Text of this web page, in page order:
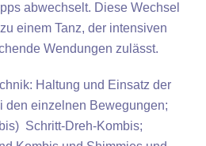
abwechselt. Diese Wechsel
einem Tanz, der intensiven
Wendungen zulässt.
Haltung und Einsatz der
den einzelnen Bewegungen;
Schritt-Dreh-Kombis;